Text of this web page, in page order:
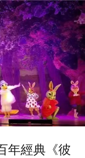
年經典《彼